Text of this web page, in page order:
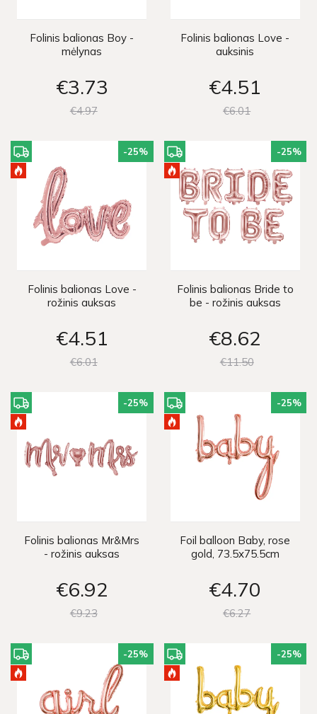
Folinis balionas Boy -
mėlynas
€3 73
€497
Folinis balionas Love -
auksinis
€4 51
€601
-25%
Folinis balionas Love -
rožinis auksas
€4 51
€601
-25%
Folinis balionas Bride to
be - rožinis auksas
€8 62
€1150
-25%
Folinis balionas Mr&Mrs
- rožinis auksas
€6 92
€923
-25%
Foil balloon Baby, rose
gold, 73.5x75.5cm
€4 70
€627
-25% -25%